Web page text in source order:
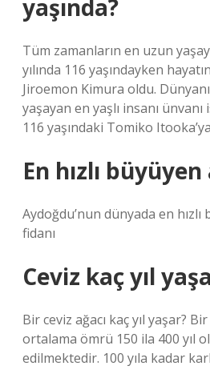
yaşında?
Tüm zamanların en uzun
yılında 116 yaşındayken
Jiroemon Kimura oldu.
yaşayan en yaşlı insanı ünvanı
116 yaşındaki Tomiko
En hızlı
Aydoğdu’nun dünyada en
fidanı
Ceviz kaç yıl
Bir ceviz ağacı kaç yıl yaşar? Bir
ortalama ömrü 150 ila 400 yıl
edilmektedir. 100 yıla kadar